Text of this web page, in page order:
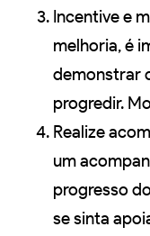
Incentive e
melhoria, é
demonstrar
progredir.
Realize
um
progresso
se sinta